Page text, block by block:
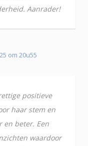
Aanrader!
om 20u55
positieve
haar stem en
en beter. Een
waardoor